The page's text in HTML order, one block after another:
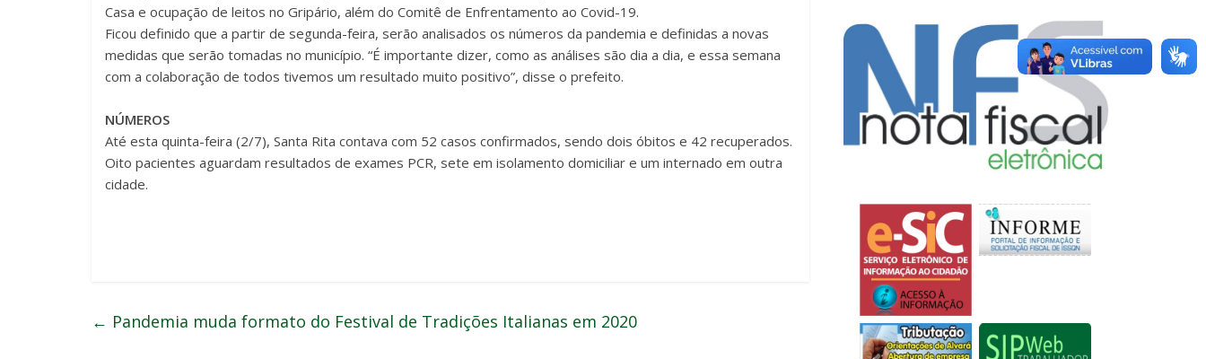
Casa e ocupação de leitos no Gripário, além do Comitê de Enfrentamento ao Covid-19.
Ficou definido que a partir de segunda-feira, serão analisados os números da pandemia e definidas a novas
medidas que serão tomadas no município. “É importante dizer, como as análises são dia a dia, e essa semana
com a colaboração de todos tivemos um resultado muito positivo”, disse o prefeito.
NÚMEROS
Até esta quinta-feira (2/7), Santa Rita contava com 52 casos confirmados, sendo dois óbitos e 42 recuperados.
Oito pacientes aguardam resultados de exames PCR, sete em isolamento domiciliar e um internado em outra
cidade.
← Pandemia muda formato do Festival de Tradições Italianas em 2020